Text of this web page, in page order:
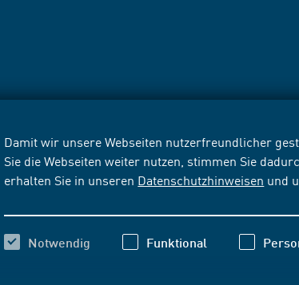
Damit wir unsere Webseiten nutzerfreundlicher
Sie die Webseiten weiter nutzen, stimmen Sie
erhalten Sie in unseren Datenschutzhinweisen und
Notwendig Funktional